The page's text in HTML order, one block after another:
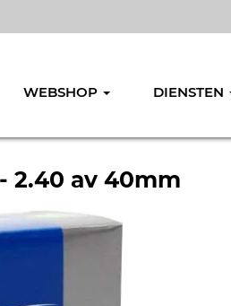
WEBSHOP DIENSTEN
2.40 av 40mm